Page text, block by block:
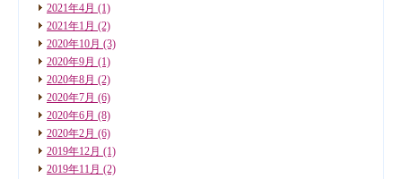
2021年4月 (1)
2021年1月 (2)
2020年10月 (3)
2020年9月 (1)
2020年8月 (2)
2020年7月 (6)
2020年6月 (8)
2020年2月 (6)
2019年12月 (1)
2019年11月 (2)